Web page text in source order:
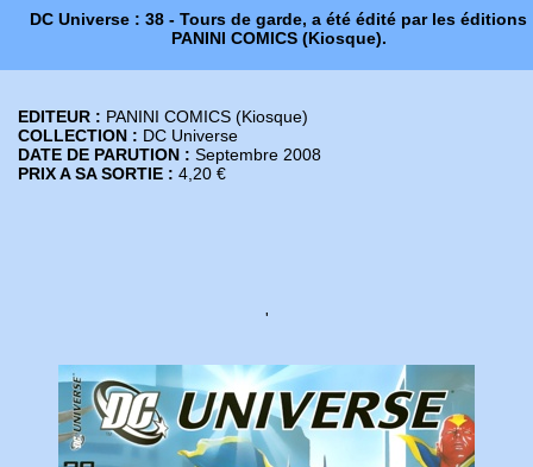
DC Universe : 38 - Tours de garde, a été édité par les éditions
PANINI COMICS (Kiosque).
EDITEUR : PANINI COMICS (Kiosque)
COLLECTION : DC Universe
DATE DE PARUTION : Septembre 2008
PRIX A SA SORTIE : 4,20 €
'